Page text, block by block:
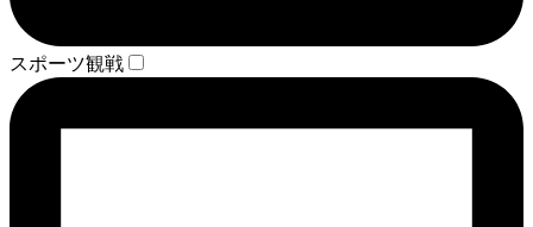
スポーツ観戦